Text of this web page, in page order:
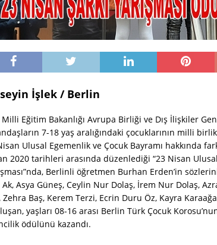
İşlek / Berlin
Milli Eğitim Bakanlığı Avrupa Birliği ve Dış İlişkiler
7-18 yaş aralığındaki çocuklarının milli
Ulusal Egemenlik ve Çocuk Bayramı hakkında
2020 tarihleri arasında düzenlediği “23 Nisan
Berlinli öğretmen Burhan Erden’in
Ak, Asya Güneş, Ceylin Nur Dolaş, İrem Nur Dolaş,
Zehra Baş, Kerem Terzi, Ecrin Duru Öz, Kayra
yaşları 08-16 arası Berlin Türk Çocuk
ödülünü kazandı.